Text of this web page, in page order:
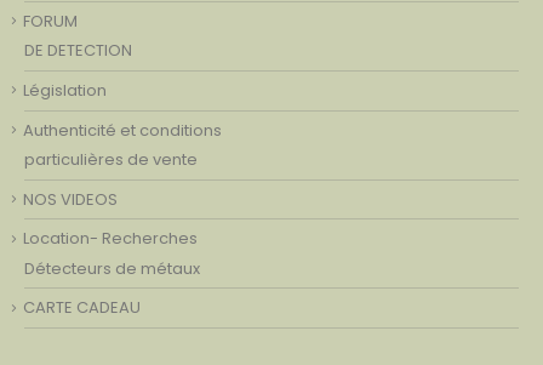
FORUM
DE DETECTION
Législation
Authenticité et conditions
particulières de vente
NOS VIDEOS
Location- Recherches
Détecteurs de métaux
CARTE CADEAU